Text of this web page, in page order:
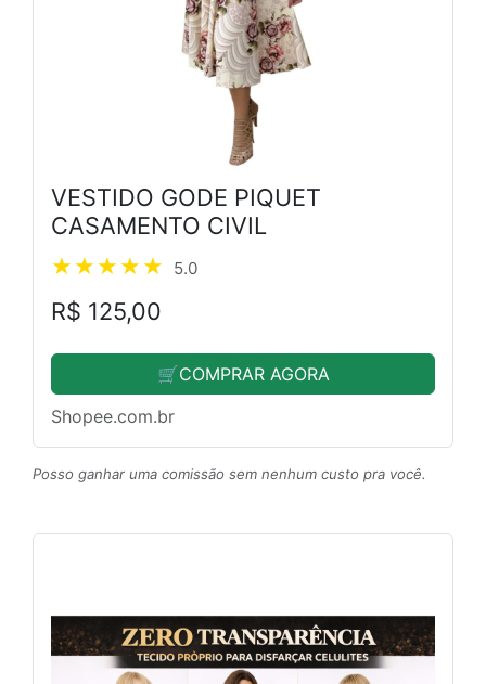
VESTIDO GODE PIQUET
CASAMENTO CIVIL
5.0
R$ 125,00
🛒COMPRAR AGORA
Shopee.com.br
Posso ganhar uma comissão sem nenhum custo pra você.